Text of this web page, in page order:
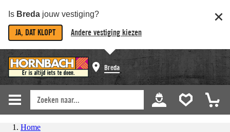
Is Breda jouw vestiging?
JA, DAT KLOPT Andere vestiging kiezen
Breda
Home